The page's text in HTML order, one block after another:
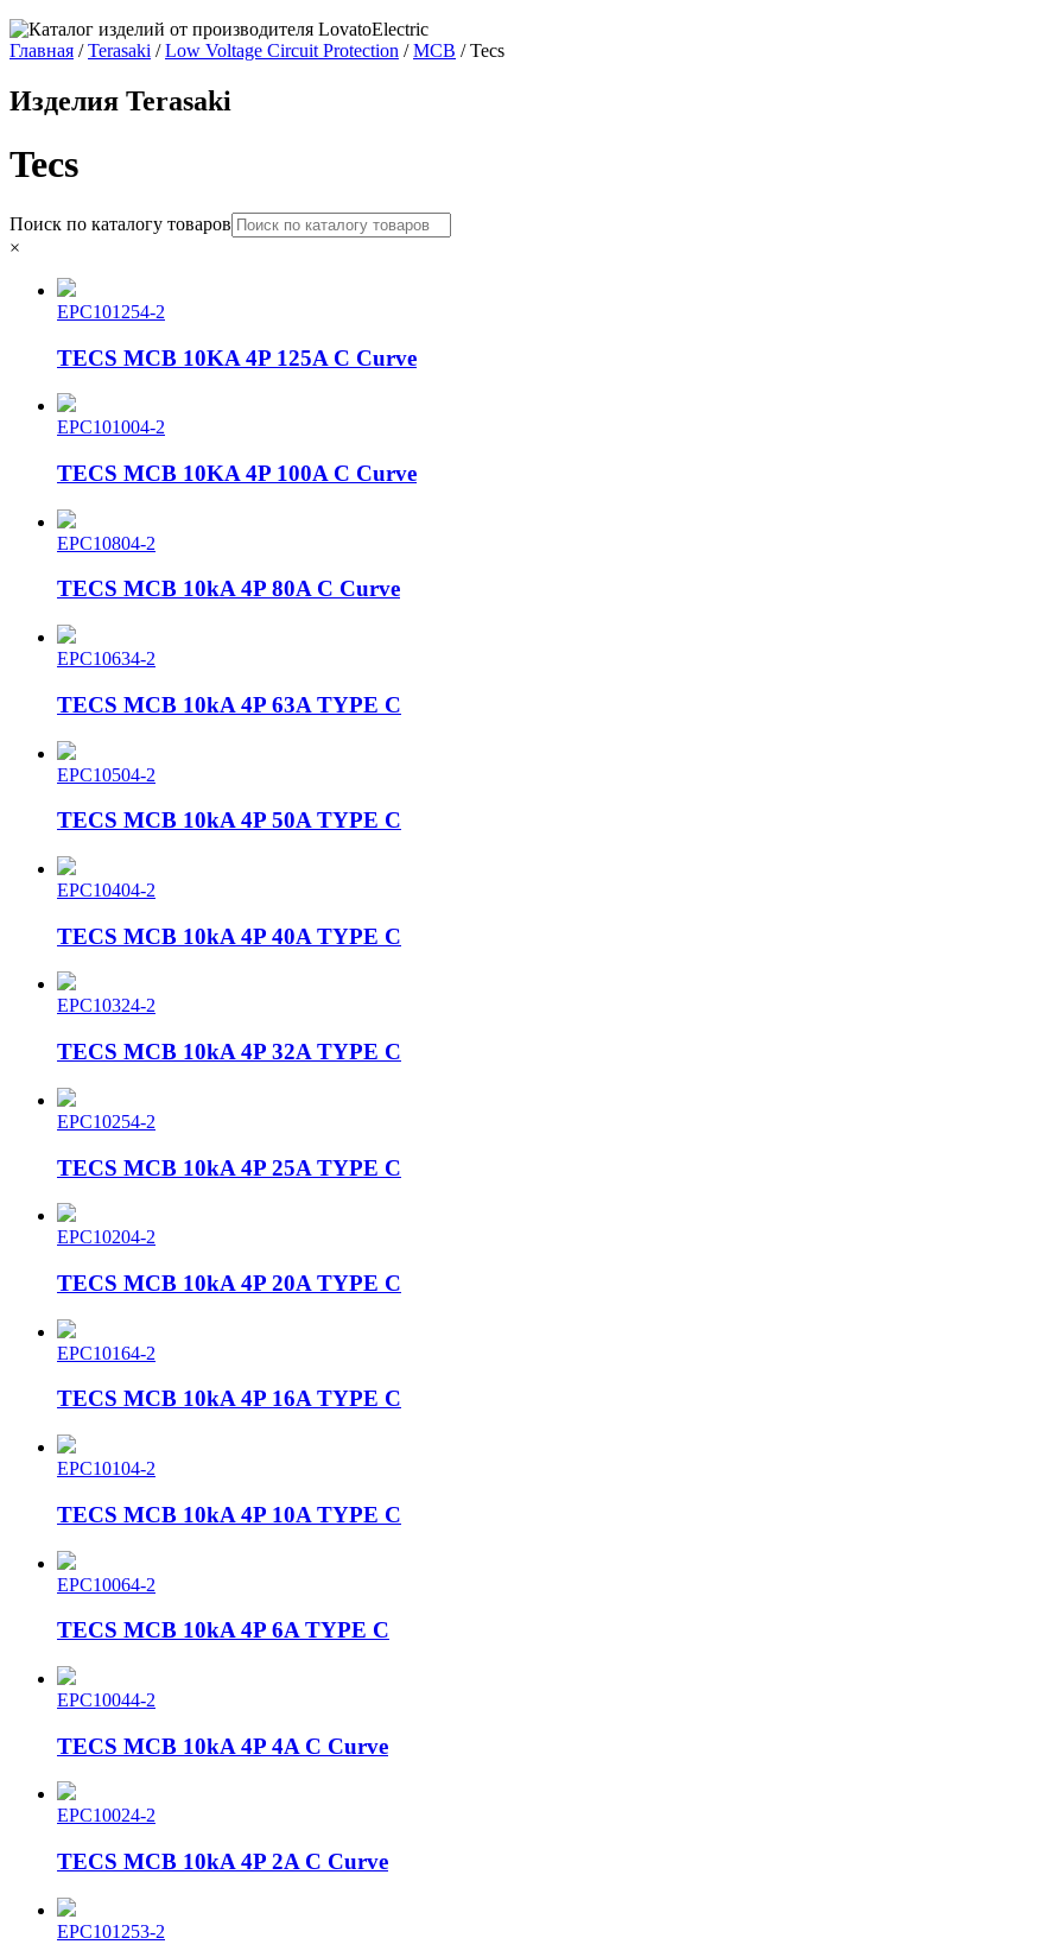
Главная /Terasaki /Low Voltage Circuit Protection /MCB / Tecs
Изделия Terasaki
Tecs
Поиск по каталогу товаров
×
EPC101254-2
TECS MCB 10KA 4P 125A C Curve
EPC101004-2
TECS MCB 10KA 4P 100A C Curve
EPC10804-2
TECS MCB 10kA 4P 80A C Curve
EPC10634-2
TECS MCB 10kA 4P 63A TYPE C
EPC10504-2
TECS MCB 10kA 4P 50A TYPE C
EPC10404-2
TECS MCB 10kA 4P 40A TYPE C
EPC10324-2
TECS MCB 10kA 4P 32A TYPE C
EPC10254-2
TECS MCB 10kA 4P 25A TYPE C
EPC10204-2
TECS MCB 10kA 4P 20A TYPE C
EPC10164-2
TECS MCB 10kA 4P 16A TYPE C
EPC10104-2
TECS MCB 10kA 4P 10A TYPE C
EPC10064-2
TECS MCB 10kA 4P 6A TYPE C
EPC10044-2
TECS MCB 10kA 4P 4A C Curve
EPC10024-2
TECS MCB 10kA 4P 2A C Curve
EPC101253-2